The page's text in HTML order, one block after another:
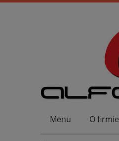
Menu O firmie